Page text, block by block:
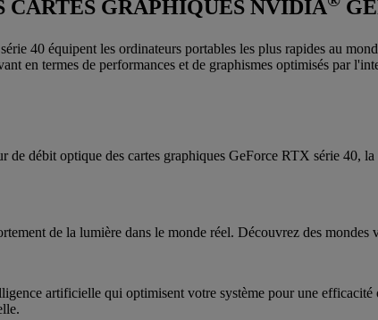
CARTES GRAPHIQUES NVIDIA
40 équipent les ordinateurs portables les plus rapides au
en termes de performances et de graphismes optimisés par
de débit optique des cartes graphiques GeForce RTX série 40,
de la lumière dans le monde réel. Découvrez des mondes
artificielle qui optimisent votre système pour une